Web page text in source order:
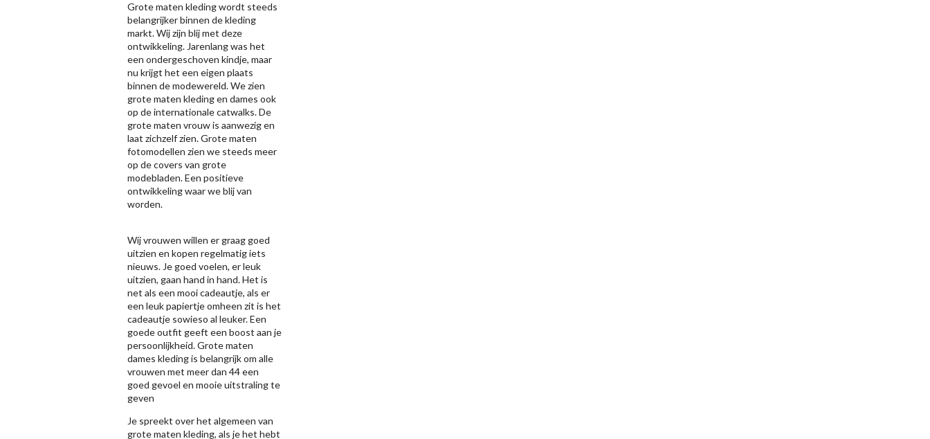
Grote maten kleding wordt steeds
belangrijker binnen de kleding
markt. Wij zijn blij met deze
ontwikkeling. Jarenlang was het
een ondergeschoven kindje, maar
nu krijgt het een eigen plaats
binnen de modewereld. We zien
grote maten kleding en dames ook
op de internationale catwalks. De
grote maten vrouw is aanwezig en
laat zichzelf zien. Grote maten
fotomodellen zien we steeds meer
op de covers van grote
modebladen. Een positieve
ontwikkeling waar we blij van
worden.
Wij vrouwen willen er graag goed
uitzien en kopen regelmatig iets
nieuws. Je goed voelen, er leuk
uitzien, gaan hand in hand. Het is
net als een mooi cadeautje, als er
een leuk papiertje omheen zit is het
cadeautje sowieso al leuker. Een
goede outfit geeft een boost aan je
persoonlijkheid. Grote maten
dames kleding is belangrijk om alle
vrouwen met meer dan 44 een
goed gevoel en mooie uitstraling te
geven
Je spreekt over het algemeen van
grote maten kleding, als je het hebt